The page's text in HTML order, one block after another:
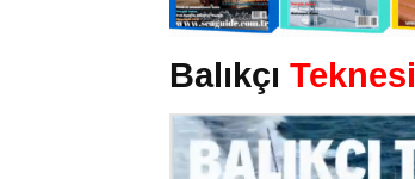
Balıkçı Teknesi